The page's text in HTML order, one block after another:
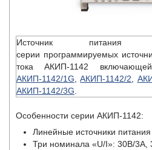
Источник питания
серии программируемых
тока АКИП-1142
АКИП-1142/1G ,АКИП-1142/2
АКИП-1142/3G
Особенности серии АКИП-1142:
Линейные источники
Три номинала «U/I»: 30В/3А,